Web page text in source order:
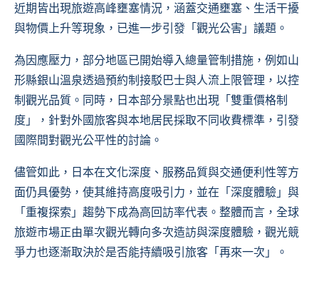
近期皆出現旅遊高峰壅塞情況，涵蓋交通壅塞、生活干擾
與物價上升等現象，已進一步引發「觀光公害」議題。
為因應壓力，部分地區已開始導入總量管制措施，例如山
形縣銀山溫泉透過預約制接駁巴士與人流上限管理，以控
制觀光品質。同時，日本部分景點也出現「雙重價格制
度」，針對外國旅客與本地居民採取不同收費標準，引發
國際間對觀光公平性的討論。
儘管如此，日本在文化深度、服務品質與交通便利性等方
面仍具優勢，使其維持高度吸引力，並在「深度體驗」與
「重複探索」趨勢下成為高回訪率代表。整體而言，全球
旅遊市場正由單次觀光轉向多次造訪與深度體驗，觀光競
爭力也逐漸取決於是否能持續吸引旅客「再來一次」。